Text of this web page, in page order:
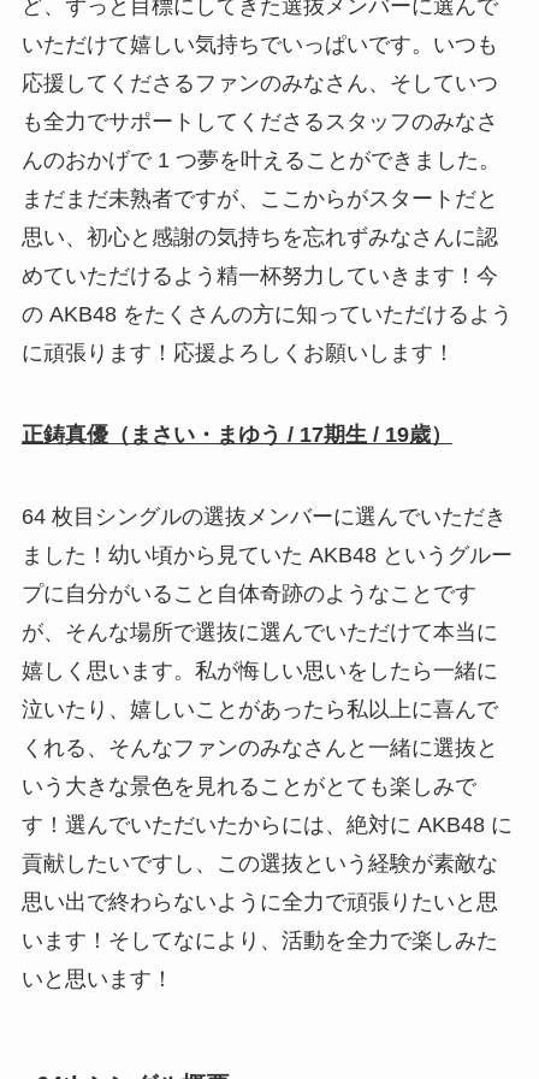
ど、ずっと目標にしてきた選抜メンバーに選んで
いただけて嬉しい気持ちでいっぱいです。いつも
応援してくださるファンのみなさん、そしていつ
も全力でサポートしてくださるスタッフのみなさ
んのおかげで 1 つ夢を叶えることができました。
まだまだ未熟者ですが、ここからがスタートだと
思い、初心と感謝の気持ちを忘れずみなさんに認
めていただけるよう精一杯努力していきます！今
の AKB48 をたくさんの方に知っていただけるよう
に頑張ります！応援よろしくお願いします！
正鋳真優（まさい・まゆう / 17期生 / 19歳）
64 枚目シングルの選抜メンバーに選んでいただき
ました！幼い頃から見ていた AKB48 というグルー
プに自分がいること自体奇跡のようなことです
が、そんな場所で選抜に選んでいただけて本当に
嬉しく思います。私が悔しい思いをしたら一緒に
泣いたり、嬉しいことがあったら私以上に喜んで
くれる、そんなファンのみなさんと一緒に選抜と
いう大きな景色を見れることがとても楽しみで
す！選んでいただいたからには、絶対に AKB48 に
貢献したいですし、この選抜という経験が素敵な
思い出で終わらないように全力で頑張りたいと思
います！そしてなにより、活動を全力で楽しみた
いと思います！